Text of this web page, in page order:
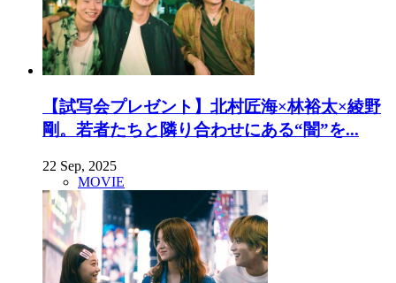
【試写会プレゼント】北村匠海×林裕太×綾野
剛。若者たちと隣り合わせにある“闇”を...
22 Sep, 2025
MOVIE